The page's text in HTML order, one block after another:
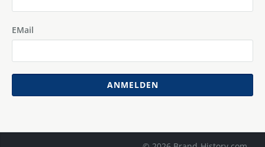
EMail
ANMELDEN